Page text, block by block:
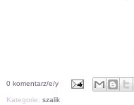
0 komentarz/e/y
Kategorie: szalik